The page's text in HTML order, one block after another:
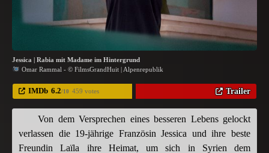
Jessica | Rabia mit Madame im Hintergrund
Omar Rammal - © FilmsGrandHuit | Alpenrepublik
IMDb 6.2/10 459 votes Trailer
Von dem Versprechen eines besseren Lebens gelockt
verlassen die 19-jährige Französin Jessica und ihre beste
Freundin Laïla ihre Heimat, um sich in Syrien dem